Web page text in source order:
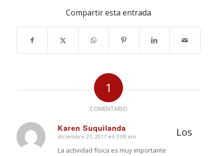
Compartir esta entrada
1
COMENTARIO
Karen Suquilanda
Dice:
diciembre 21, 2017 en 3:09 am
La actividad física es muy importante
Los